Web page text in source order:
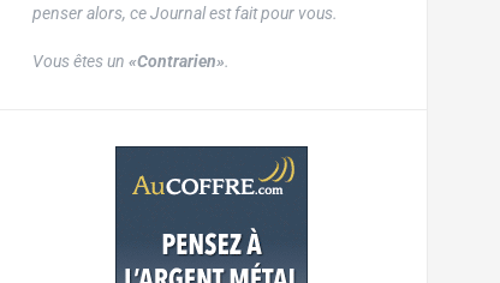
penser alors, ce Journal est fait pour vous.
Vous êtes un «Contrarien».